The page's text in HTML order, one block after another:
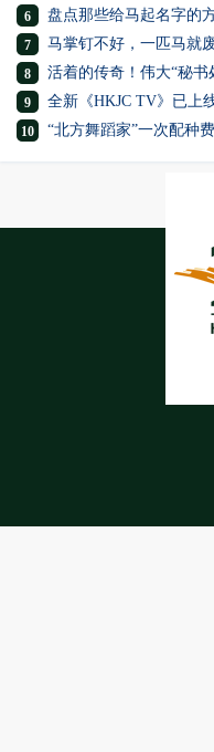
6 盘点那些给马起名字的
7 马掌钉不好，一匹马就
8 活着的传奇！伟大“秘书
9 全新《HKJC TV》已上
10 “北方舞蹈家”一次配种